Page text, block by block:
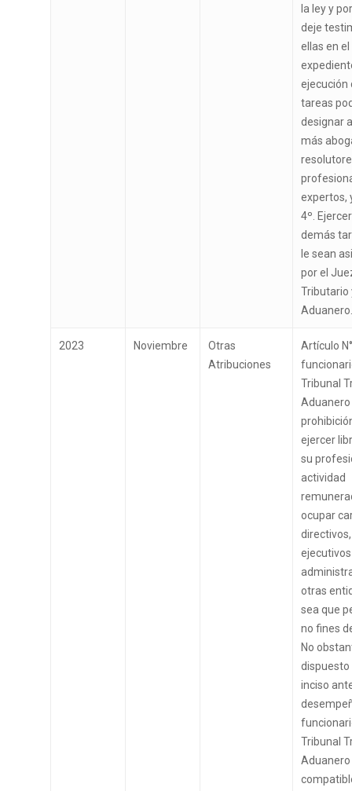
la ley y
deje
ellas en el
ejecución
tareas
designar
más
expertos,
4º.
demás
le sean
por el
Tributario
Aduanero.
2023 Noviembre
Otras
Atribuciones
Artículo
Tribunal
ejercer
su
actividad
ocupar
directivos,
otras
sea que
no fines
No
dispuesto
inciso
Tribunal